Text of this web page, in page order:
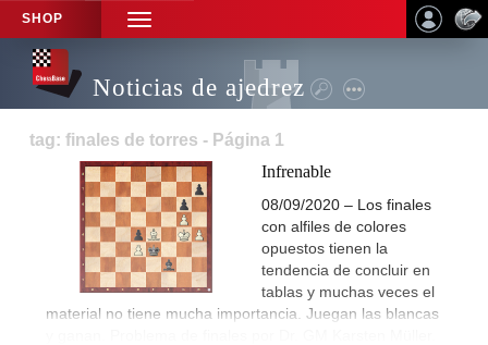
SHOP
TOGGLE
NAVIGATION
Noticias de ajedrez
tag: finales de torres - Página 1
Infrenable
08/09/2020 – Los finales
con alfiles de colores
opuestos tienen la
tendencia de concluir en
tablas y muchas veces el
material no tiene mucha importancia. Juegan las blancas